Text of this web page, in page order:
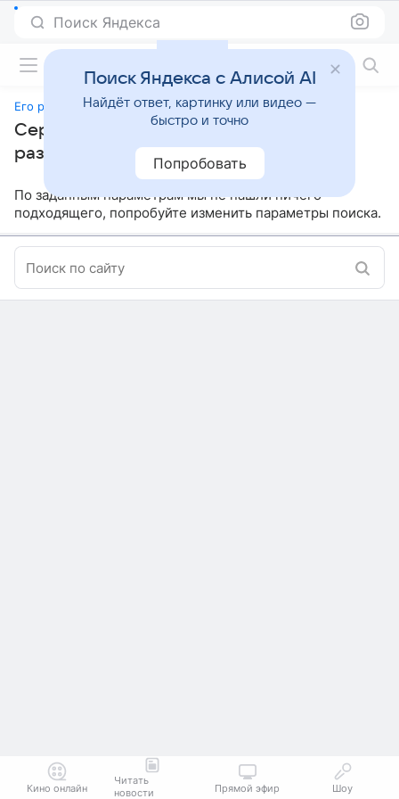
Поиск Яндекса
Его развод — ее развод
Сериалы, похожие на «Его развод — ее
развод»
По заданным параметрам мы не нашли ничего
подходящего, попробуйте изменить параметры поиска.
Кино онлайн
Читать
новости
Прямой эфир Шоу
Поиск Яндекса с Алисой AI
Найдёт ответ, картинку или видео —
быстро и точно
Попробовать